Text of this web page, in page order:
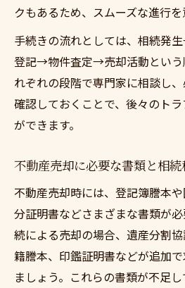
クもあるため、スムーズな進行を
手続きの流れとしては、相続発
登記→物件査定→売却活動という
れぞれの段階で専門家に相談し
確認しておくことで、後々のト
ができます。
不動産売却に必要な書類と相
不動産売却時には、登記簿謄本
分証明書などさまざまな書類が
続による売却の場合、遺産分割
籍謄本、印鑑証明書などが追加
ましょう。これらの書類が不足